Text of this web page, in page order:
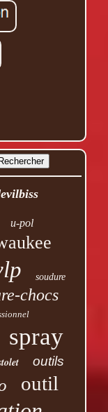
u-pol
soudure
chocs
spray
outils
outil